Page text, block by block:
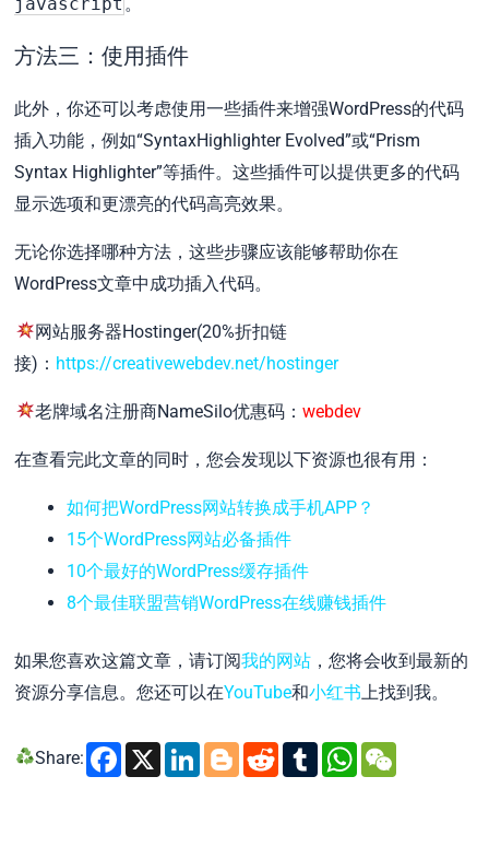
方法三：使用插件
此外，你还可以考虑使用一些插件来增强WordPress的代码
插入功能，例如“SyntaxHighlighter Evolved”或“Prism
Syntax Highlighter”等插件。这些插件可以提供更多的代码
显示选项和更漂亮的代码高亮效果。
无论你选择哪种方法，这些步骤应该能够帮助你在
WordPress文章中成功插入代码。
网站服务器Hostinger(20%折扣链
接)： https://creativewebdev.net/hostinger
老牌域名注册商NameSilo优惠码： webdev
在查看完此文章的同时，您会发现以下资源也很有用：
如何把WordPress网站转换成手机APP？
15个WordPress网站必备插件
10个最好的WordPress缓存插件
8个最佳联盟营销WordPress在线赚钱插件
如果您喜欢这篇文章，请订阅我的网站 ，您将会收到最新的
资源分享信息。您还可以在YouTube和小红书上找到我。
Share: Facebook
X LinkedIn
Blogger
Reddit
Tumblr